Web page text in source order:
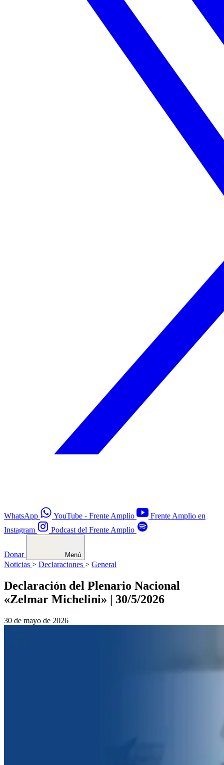
WhatsApp YouTube - Frente Amplio
Frente Amplio en
Instagram
Podcast del Frente Amplio
Donar Menú
Noticias > Declaraciones > General
Declaración del Plenario Nacional
«Zelmar Michelini» | 30/5/2026
30 de mayo de 2026